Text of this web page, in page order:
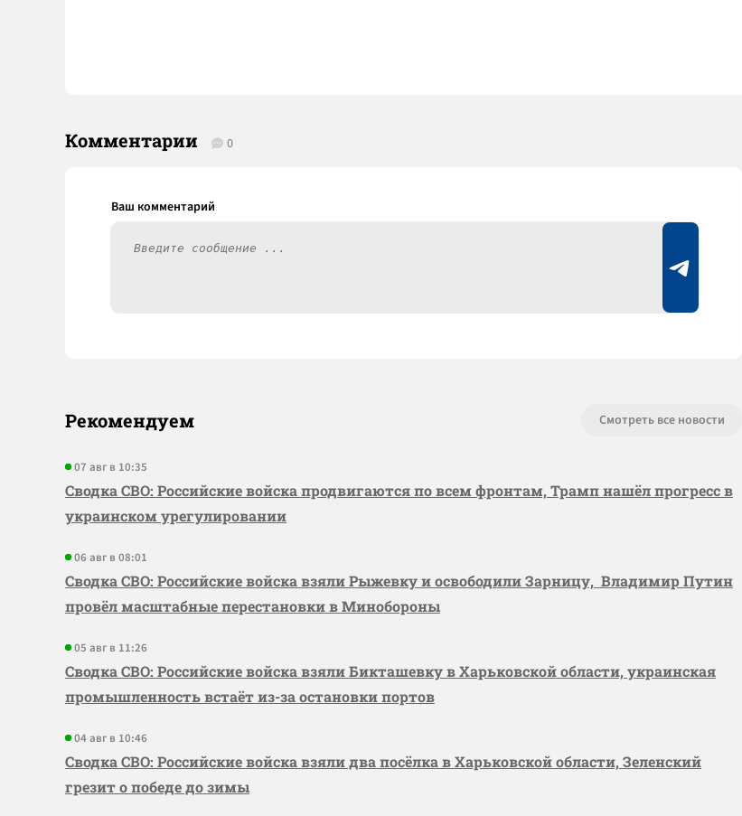
Комментарии 0
Рекомендуем Смотреть все новости
07 авг в 10:35
Сводка СВО: Российские войска продвигаются по всем фронтам, Трамп нашёл прогресс в
украинском урегулировании
06 авг в 08:01
Сводка СВО: Российские войска взяли Рыжевку и освободили Зарницу, Владимир Путин
провёл масштабные перестановки в Минобороны
05 авг в 11:26
Сводка СВО: Российские войска взяли Бикташевку в Харьковской области, украинская
промышленность встаёт из-за остановки портов
04 авг в 10:46
Сводка СВО: Российские войска взяли два посёлка в Харьковской области, Зеленский
грезит о победе до зимы